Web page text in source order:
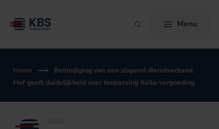
naar
Zoeken Menu
Home
Beëindiging van een slapend dienstverband.
Hof geeft duidelijkheid over toepassing Xella-vergoeding
KBS